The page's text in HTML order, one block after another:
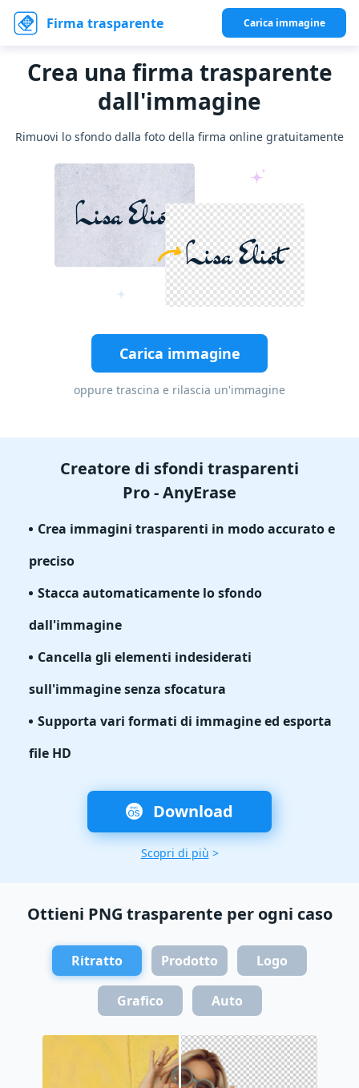
Firma trasparente Carica immagine
Crea una firma trasparente
dall'immagine
Rimuovi lo sfondo dalla foto della firma online gratuitamente
Carica immagine
oppure trascina e rilascia un'immagine
Creatore di sfondi trasparenti
Pro - AnyErase
Crea immagini trasparenti in modo accurato e
preciso
Stacca automaticamente lo sfondo
dall'immagine
Cancella gli elementi indesiderati
sull'immagine senza sfocatura
Supporta vari formati di immagine ed esporta
file HD
Download
Scopri di più >
Ottieni PNG trasparente per ogni caso
Ritratto Prodotto Logo
Grafico Auto